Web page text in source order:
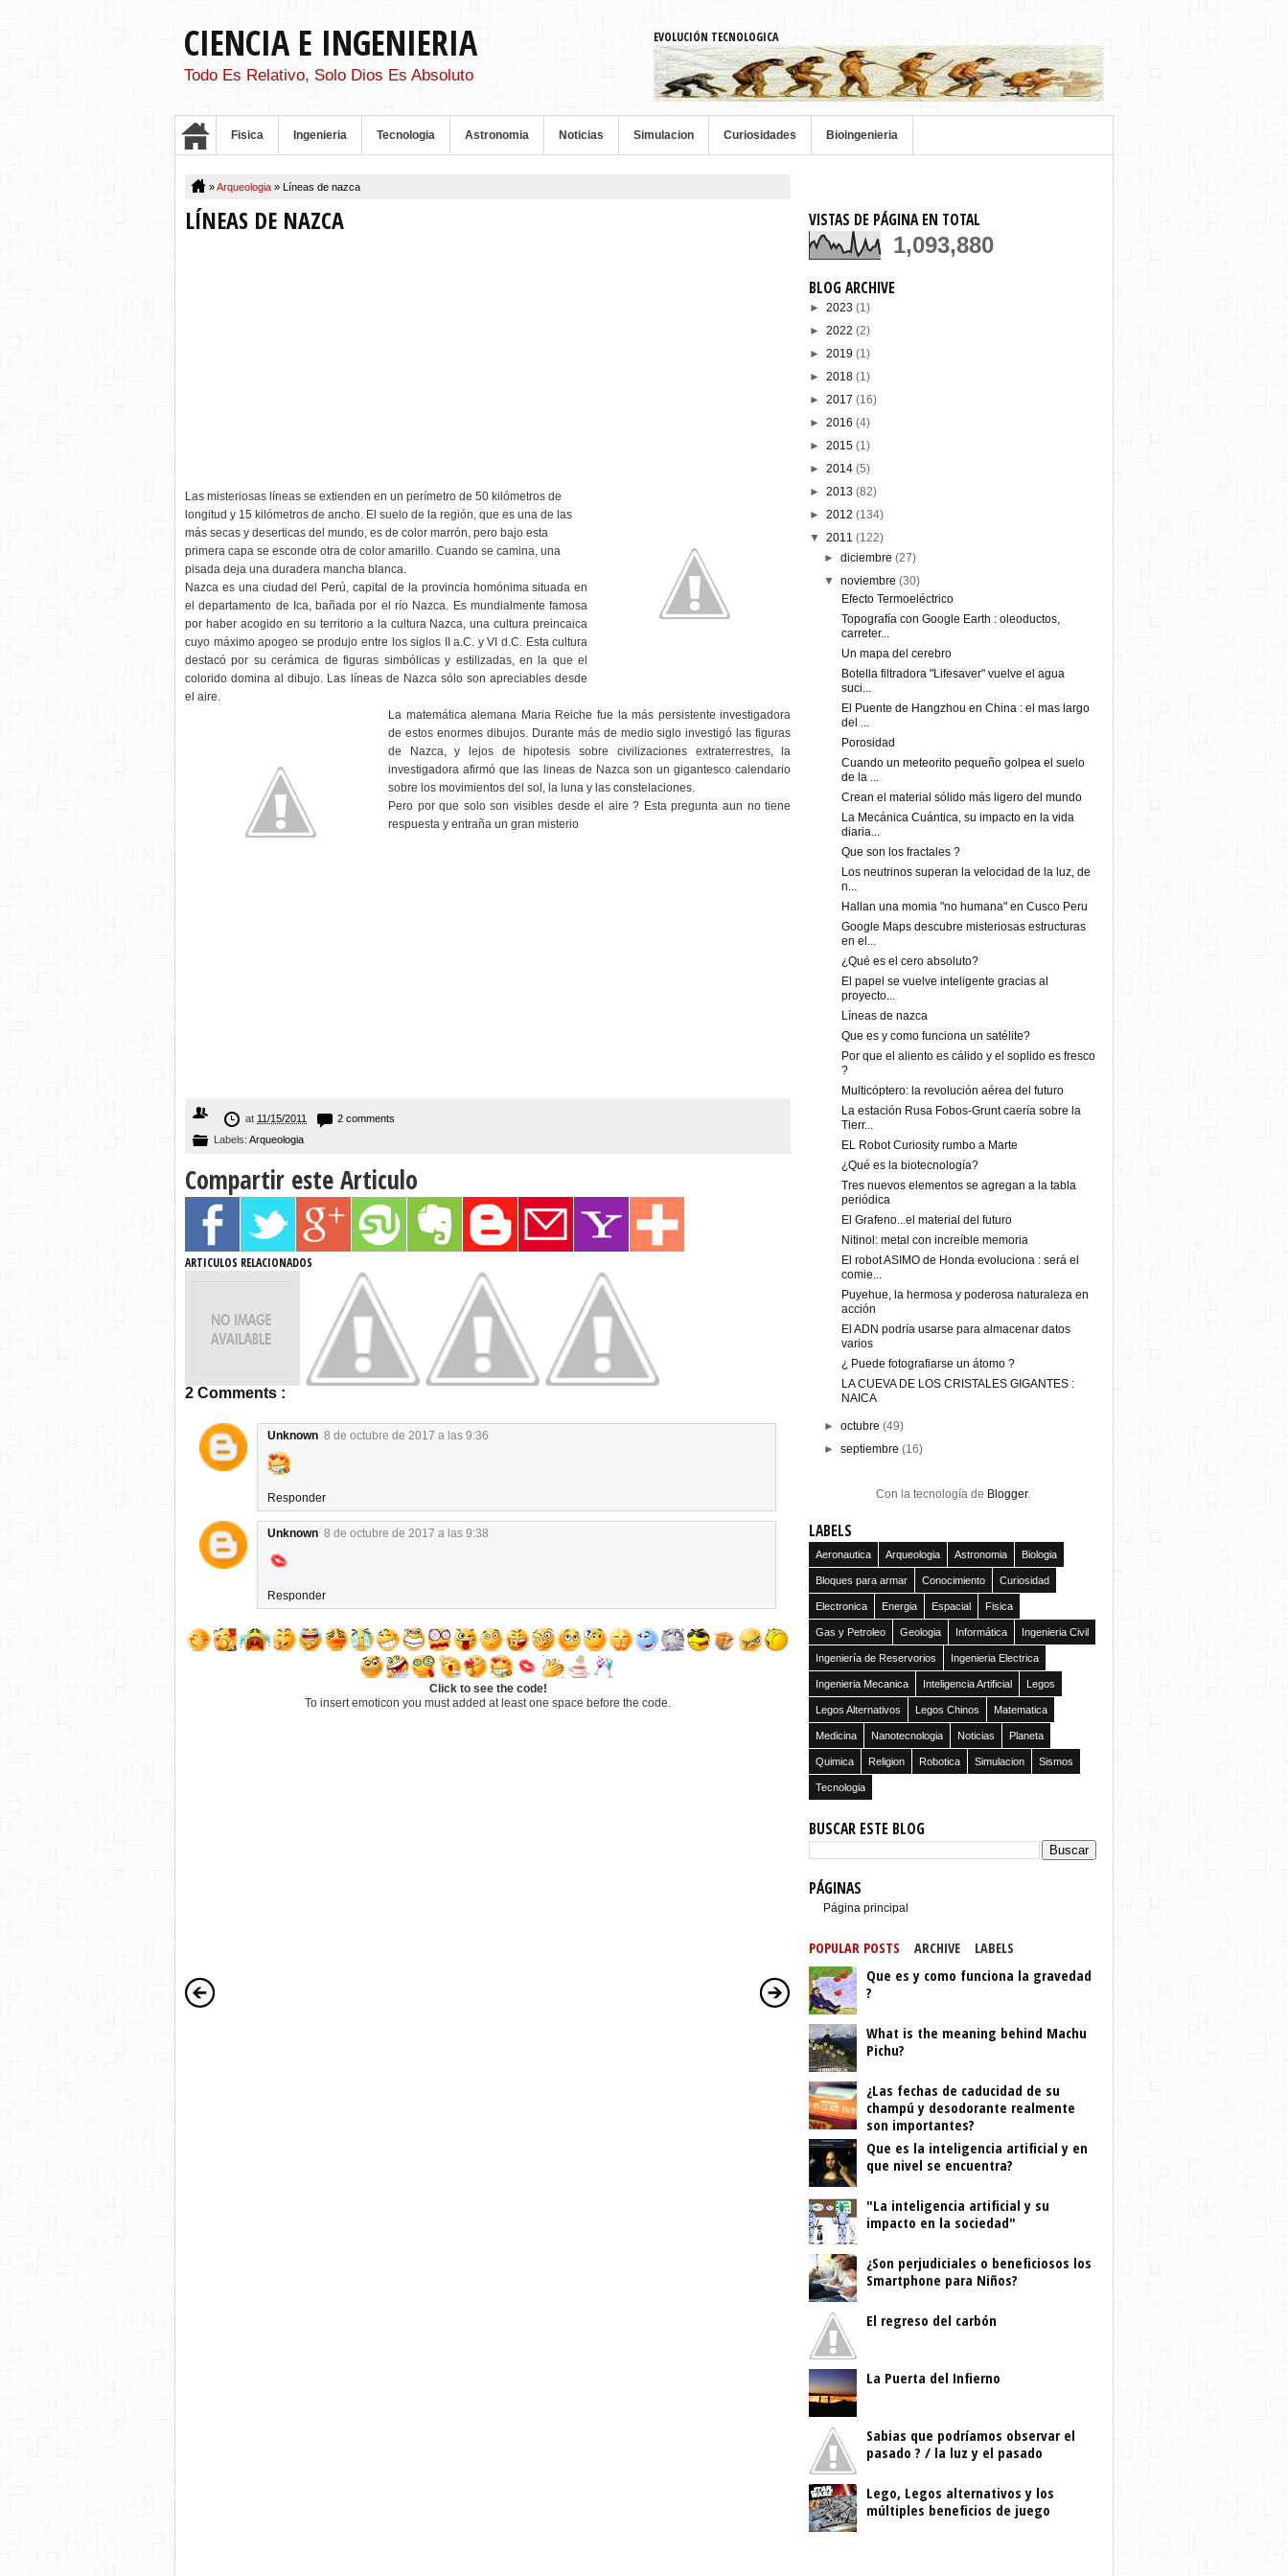
CIENCIA E INGENIERIA
Todo Es Relativo, Solo Dios Es Absoluto
EVOLUCIÓN TECNOLOGICA
Fisica Ingenieria Tecnologia Astronomia Noticias Simulacion Curiosidades Bioingenieria
»Arqueologia » Líneas de nazca
LÍNEAS DE NAZCA
Las misteriosas líneas se extienden en un perímetro de 50 kilómetros de
longitud y 15 kilómetros de ancho. El suelo de la región, que es una de las
más secas y deserticas del mundo, es de color marrón, pero bajo esta
primera capa se esconde otra de color amarillo. Cuando se camina, una
pisada deja una duradera mancha blanca.
Nazca es una ciudad del Perú, capital de la provincia homónima situada en
el departamento de Ica, bañada por el río Nazca. Es mundialmente famosa
por haber acogido en su territorio a la cultura Nazca, una cultura preincaica
cuyo máximo apogeo se produjo entre los siglos II a.C. y VI d.C. Esta cultura
destacó por su cerámica de figuras simbólicas y estilizadas, en la que el
colorido domina al dibujo. Las líneas de Nazca sólo son apreciables desde
el aire.
La matemática alemana Maria Reiche fue la más persistente investigadora
de estos enormes dibujos. Durante más de medio siglo investigó las figuras
de Nazca, y lejos de hipotesis sobre civilizaciones extraterrestres, la
investigadora afirmó que las lineas de Nazca son un gigantesco calendario
sobre los movimientos del sol, la luna y las constelaciones.
Pero por que solo son visibles desde el aire ? Esta pregunta aun no tiene
respuesta y entraña un gran misterio
at 11/15/2011
2 comments
Labels: Arqueologia
Compartir este Articulo
ARTICULOS RELACIONADOS
2 Comments :
Unknown 8 de octubre de 2017 a las 9:36
Responder
Unknown 8 de octubre de 2017 a las 9:38
Responder
Click to see the code!
To insert emoticon you must added at least one space before the code.
VISTAS DE PÁGINA EN TOTAL
1,093,880
BLOG ARCHIVE
►2023(1)
►2022(2)
►2019(1)
►2018(1)
►2017(16)
►2016(4)
►2015(1)
►2014(5)
►2013(82)
►2012(134)
▼2011(122)
► diciembre (27)
▼ noviembre (30)
Efecto Termoeléctrico
Topografía con Google Earth : oleoductos,
carreter...
Un mapa del cerebro
Botella filtradora "Lifesaver" vuelve el agua
suci...
El Puente de Hangzhou en China : el mas largo
del ...
Porosidad
Cuando un meteorito pequeño golpea el suelo
de la ...
Crean el material sólido más ligero del mundo
La Mecánica Cuántica, su impacto en la vida
diaria...
Que son los fractales ?
Los neutrinos superan la velocidad de la luz, de
n...
Hallan una momia "no humana" en Cusco Peru
Google Maps descubre misteriosas estructuras
en el...
¿Qué es el cero absoluto?
El papel se vuelve inteligente gracias al
proyecto...
Líneas de nazca
Que es y como funciona un satélite?
Por que el aliento es cálido y el soplido es fresco
?
Multicóptero: la revolución aérea del futuro
La estación Rusa Fobos-Grunt caería sobre la
Tierr...
EL Robot Curiosity rumbo a Marte
¿Qué es la biotecnología?
Tres nuevos elementos se agregan a la tabla
periódica
El Grafeno...el material del futuro
Nitinol: metal con increíble memoria
El robot ASIMO de Honda evoluciona : será el
comie...
Puyehue, la hermosa y poderosa naturaleza en
acción
El ADN podría usarse para almacenar datos
varios
¿ Puede fotografiarse un átomo ?
LA CUEVA DE LOS CRISTALES GIGANTES :
NAICA
► octubre (49)
► septiembre (16)
Con la tecnología de Blogger.
LABELS
Aeronautica Arqueologia Astronomia Biologia
Bloques para armar Conocimiento Curiosidad
Electronica Energia Espacial Fisica
Gas y Petroleo Geologia Informática Ingenieria Civil
Ingeniería de Reservorios Ingenieria Electrica
Ingenieria Mecanica Inteligencia Artificial Legos
Legos Alternativos Legos Chinos Matematica
Medicina Nanotecnologia Noticias Planeta
Quimica Religion Robotica Simulacion Sismos
Tecnologia
BUSCAR ESTE BLOG
PÁGINAS
Página principal
POPULAR POSTS ARCHIVE LABELS
Que es y como funciona la gravedad
?
What is the meaning behind Machu
Pichu?
¿Las fechas de caducidad de su
champú y desodorante realmente
son importantes?
Que es la inteligencia artificial y en
que nivel se encuentra?
"La inteligencia artificial y su
impacto en la sociedad"
¿Son perjudiciales o beneficiosos los
Smartphone para Niños?
El regreso del carbón
La Puerta del Infierno
Sabias que podríamos observar el
pasado ? / la luz y el pasado
Lego, Legos alternativos y los
múltiples beneficios de juego